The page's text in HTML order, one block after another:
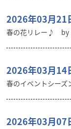
2026年03月21
春の花リレー♪
2026年03月14
春のイベントシー
2026年03月07